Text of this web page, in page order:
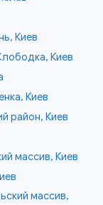
Киев
Киев
Киев
район, Киев
массив, Киев
массив,